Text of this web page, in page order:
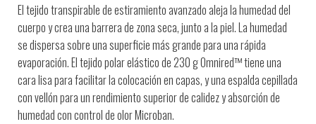
El tejido transpirable de estiramiento avanzado aleja la humedad del
cuerpo y crea una barrera de zona seca, junto a la piel. La humedad
se dispersa sobre una superficie más grande para una rápida
evaporación. El tejido polar elástico de 230 g Omnired™ tiene una
cara lisa para facilitar la colocación en capas, y una espalda cepillada
con vellón para un rendimiento superior de calidez y absorción de
humedad con control de olor Microban.